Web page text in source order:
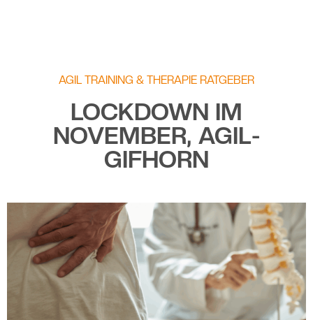
AGIL TRAINING & THERAPIE RATGEBER
LOCKDOWN IM
NOVEMBER, AGIL-
GIFHORN